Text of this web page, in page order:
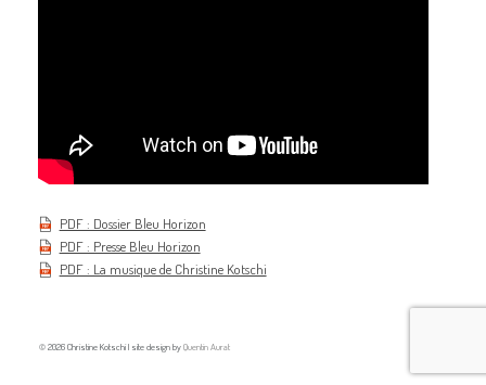
PDF : Dossier Bleu Horizon
PDF : Presse Bleu Horizon
PDF : La musique de Christine Kotschi
© 2026 Christine Kotschi | site design byQuentin Aurat